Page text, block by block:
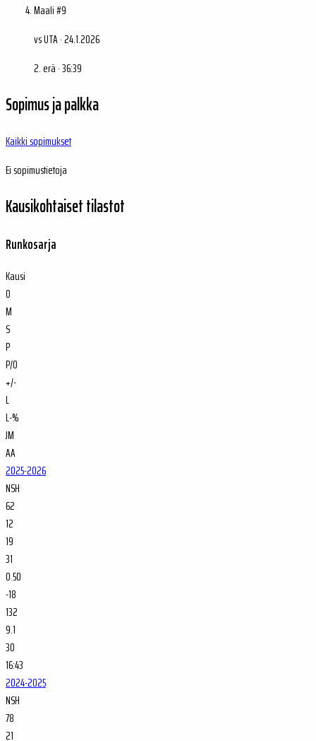
Maali #9
vs UTA · 24.1.2026
2. erä · 36:39
Sopimus ja palkka
Kaikki sopimukset
Ei sopimustietoja
Kausikohtaiset tilastot
Runkosarja
Kausi
O
M
S
P
P/O
+/-
L
L-%
JM
AA
2025-2026
NSH
62
12
19
31
0.50
-18
132
9.1
30
16:43
2024-2025
NSH
78
21